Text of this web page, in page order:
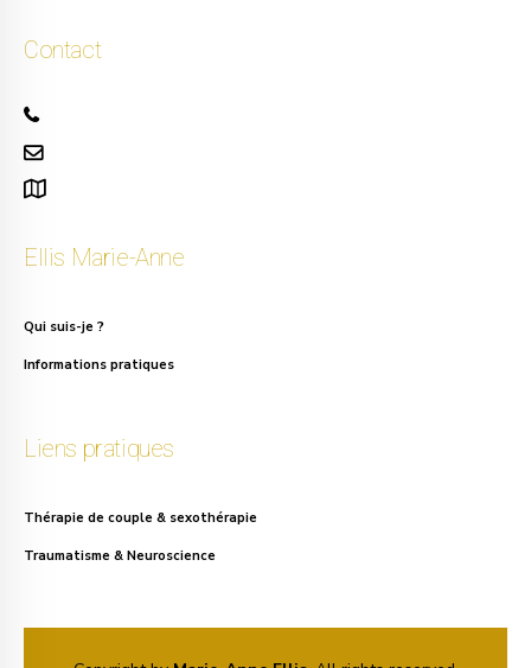
Contact
Ellis Marie-Anne
Qui suis-je ?
Informations pratiques
Liens pratiques
Thérapie de couple & sexothérapie
Traumatisme & Neuroscience